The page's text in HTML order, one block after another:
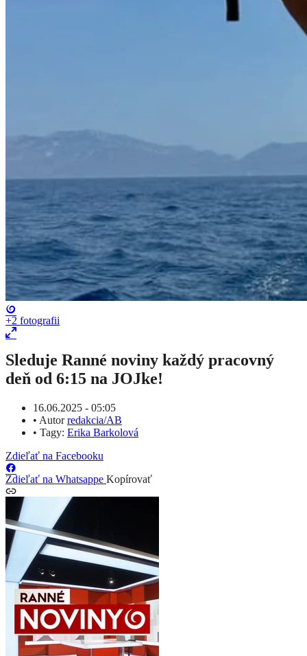
+2 fotografii
Sleduje Ranné noviny každý pracovný
deň od 6:15 na JOJke!
16.06.2025 - 05:05
• Autorredakcia/AB
• Tagy: Erika Barkolová
Zdieľať na Facebooku
Zdieľať na Whatsappe Kopírovať